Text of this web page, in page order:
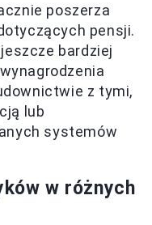
poszerza
pensji.
bardziej
z tymi,
lub
systemów
w różnych